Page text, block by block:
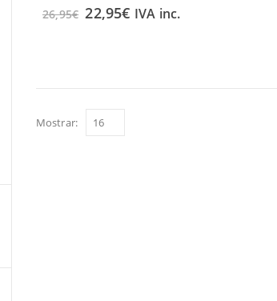
0out of 5
26,95€ 22,95€ IVA inc.
Mostrar: